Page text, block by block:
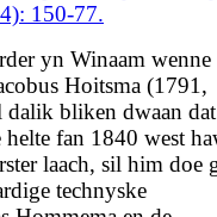
150-77.
yn Winaam wenne
Hoitsma (1791,
bliken dwaan
fan 1840 west
laach, sil him doe
technyske